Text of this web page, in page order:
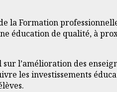
la Formation
éducation de qualité, à
l’amélioration des
les investissements